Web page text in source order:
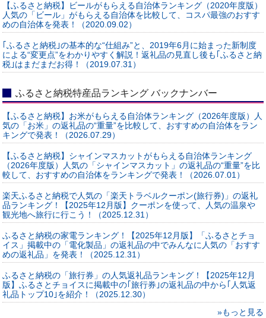
【ふるさと納税】ビールがもらえる自治体ランキング（2020年度版）
人気の「ビール」がもらえる自治体を比較して、コスパ最強のおすす
めの自治体を発表！（2020.09.02）
｢ふるさと納税｣の基本的な“仕組み”と、2019年6月に始まった新制度
による“変更点”をわかりやすく解説！返礼品の見直し後も｢ふるさと納
税｣はまだまだお得！（2019.07.31）
ふるさと納税特産品ランキング バックナンバー
【ふるさと納税】お米がもらえる自治体ランキング（2026年度版）人
気の「お米」の返礼品の“重量”を比較して、おすすめの自治体をラン
キングで発表！（2026.07.29）
【ふるさと納税】シャインマスカットがもらえる自治体ランキング
（2026年度版）人気の「シャインマスカット」の返礼品の“重量”を比
較して、おすすめの自治体をランキングで発表！（2026.07.01）
楽天ふるさと納税で人気の「楽天トラベルクーポン(旅行券)」の返礼
品ランキング！【2025年12月版】クーポンを使って、人気の温泉や
観光地へ旅行に行こう！（2025.12.31）
ふるさと納税の家電ランキング！【2025年12月版】「ふるさとチョ
イス」掲載中の「電化製品」の返礼品の中でみんなに人気の「おすす
めの返礼品」を発表！（2025.12.31）
ふるさと納税の「旅行券」の人気返礼品ランキング！【2025年12月
版】ふるさとチョイスに掲載中の｢旅行券｣の返礼品の中から｢人気返
礼品トップ10｣を紹介！（2025.12.30）
»もっと見る